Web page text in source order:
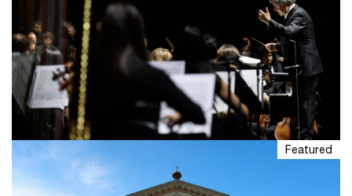
Pinacoteca di Brera
Vogliamo sostenere la crescita del Paese valorizzando
il suo patrimonio culturale. La collaborazione con la
Pinacoteca di Brera crea nuove occasioni di
condivisione con il territorio.
Riccardo Muti Italian Opera
Featured